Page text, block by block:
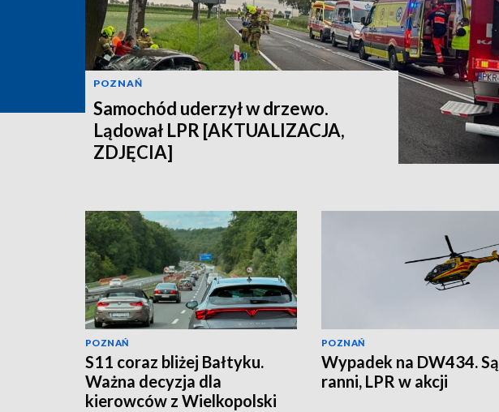
POZNAŃ
Samochód uderzył w drzewo.
Lądował LPR [AKTUALIZACJA,
ZDJĘCIA]
POZNAŃ
S11 coraz bliżej Bałtyku.
Ważna decyzja dla
kierowców z Wielkopolski
POZNAŃ
Wypadek na DW434. Są
ranni, LPR w akcji